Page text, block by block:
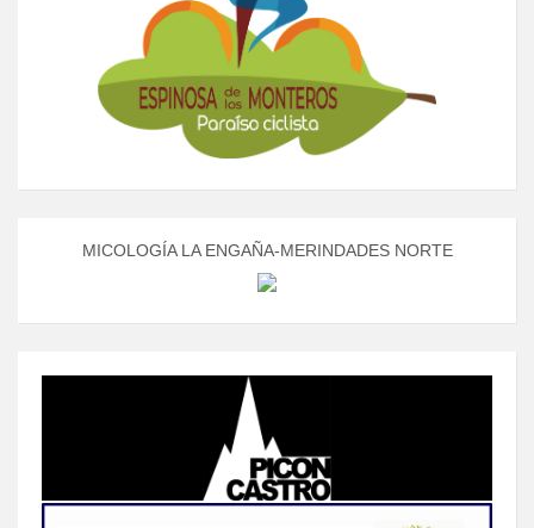
MICOLOGÍA LA ENGAÑA-MERINDADES NORTE